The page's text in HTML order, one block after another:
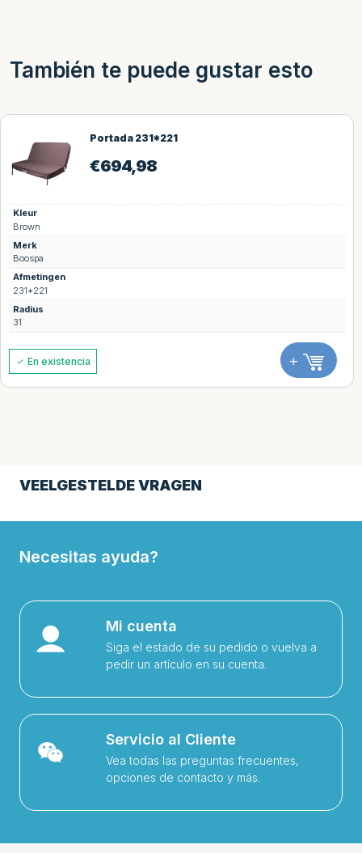
También te puede gustar esto
Portada 231*221
€694,98
Kleur
Brown
Merk
Boospa
Afmetingen
231*221
Radius
31
En existencia +
VEELGESTELDE VRAGEN
Necesitas ayuda?
Mi cuenta
Siga el estado de su pedido o vuelva a
pedir un artículo en su cuenta.
Servicio al Cliente
Vea todas las preguntas frecuentes,
opciones de contacto y más.